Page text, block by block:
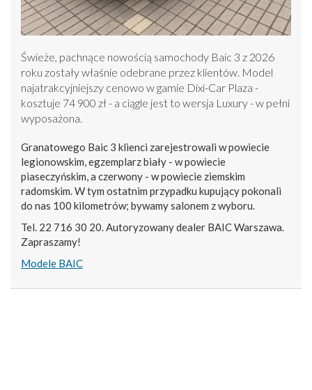
Świeże, pachnące nowością samochody Baic 3 z 2026
roku zostały właśnie odebrane przez klientów. Model
najatrakcyjniejszy cenowo w gamie Dixi-Car Plaza -
kosztuje 74 900 zł - a ciągle jest to wersja Luxury - w pełni
wyposażona.
Granatowego Baic 3 klienci zarejestrowali w powiecie
legionowskim, egzemplarz biały - w powiecie
piaseczyńskim, a czerwony - w powiecie ziemskim
radomskim. W tym ostatnim przypadku kupujący pokonali
do nas 100 kilometrów; bywamy salonem z wyboru.
Tel. 22 716 30 20. Autoryzowany dealer BAIC Warszawa.
Zapraszamy!
Modele BAIC